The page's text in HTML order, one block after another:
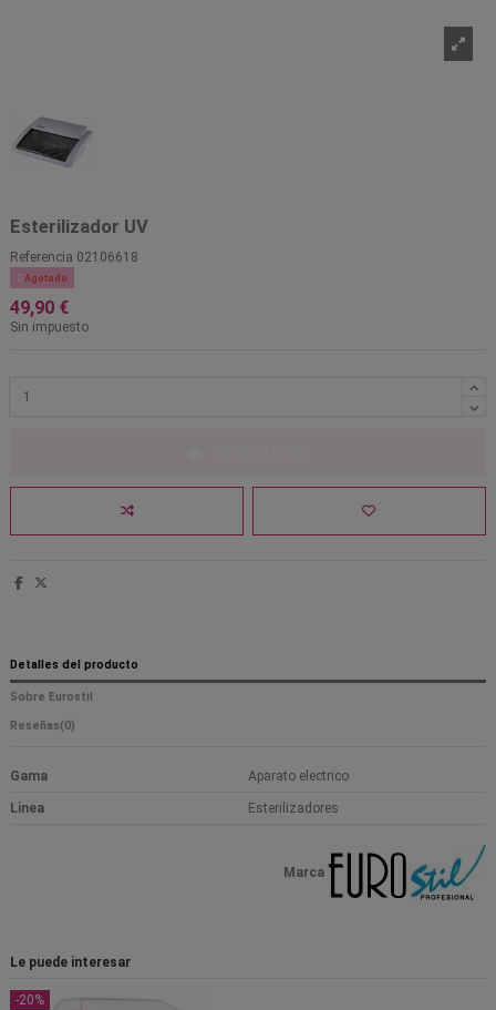
Esterilizador UV
Referencia 02106618
 Agotado
49,90 €
Sin impuesto
Detalles del producto
Sobre Eurostil
Reseñas(0)
Gama Aparato electrico
Linea Esterilizadores
Marca
Le puede interesar
-20%